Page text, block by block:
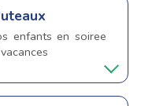
enfants en soiree